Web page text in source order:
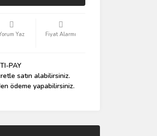
Yaz Fiyat Alarmı
satın alabilirsiniz.
ödeme yapabilirsiniz.